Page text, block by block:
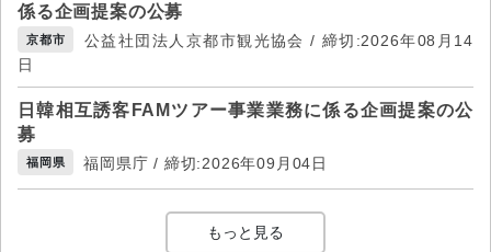
係る企画提案の公募
京都市
公益社団法人京都市観光協会 / 締切:2026年08月14
日
日韓相互誘客FAMツアー事業業務に係る企画提案の公
募
福岡県 福岡県庁 / 締切:2026年09月04日
もっと見る